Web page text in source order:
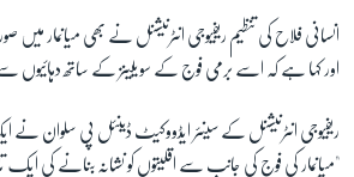
انسانی فلاح کی تنظیم ریفیوجی انٹرنیشنل نے بھی
اور کہا ہے کہ اسے برمی فوج کے سویلینز کے ساتھ
ریفیوجی انٹرنیشنل کے سینئر ایڈووکیٹ ڈینئل پی سلوان نے
"میانمار کی فوج کی جانب سے اقلیتوں کو نشانہ بنانے کی ایک